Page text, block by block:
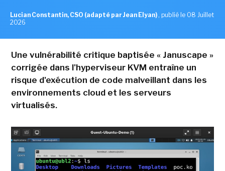
Lucian Constantin, CSO (adapté par Jean Elyan) , publié le 08 Juillet
2026
Une vulnérabilité critique baptisée « Januscape »
corrigée dans l'hyperviseur KVM entraîne un
risque d'exécution de code malveillant dans les
environnements cloud et les serveurs
virtualisés.